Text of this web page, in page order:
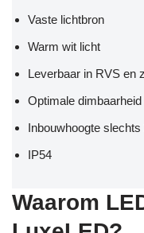
Vaste lichtbron
Warm wit licht
Leverbaar in RVS en
Optimale dimbaarheid
Inbouwhoogte slechts
IP54
Waarom